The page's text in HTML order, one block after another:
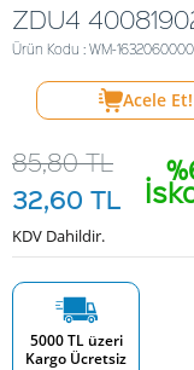
ZDU4
Ürün Kodu : WM-1632060000
Acele
85,80TL
32,60 TL
KDV Dahildir.
5000 TL üzeri
Kargo Ücretsiz